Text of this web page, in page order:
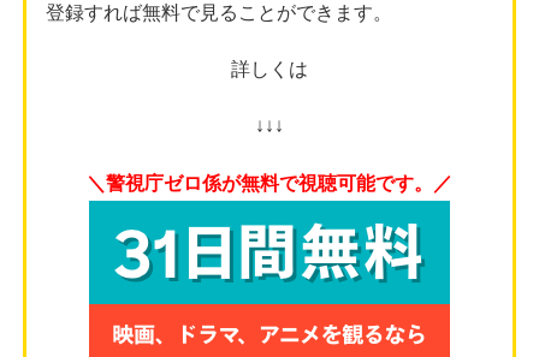
登録すれば無料で見ることができます。
詳しくは
↓↓↓
＼警視庁ゼロ係が無料で視聴可能です。／